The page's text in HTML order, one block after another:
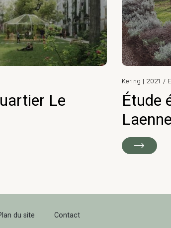
Le
Kering | 2021 /
Étude
du site Contact